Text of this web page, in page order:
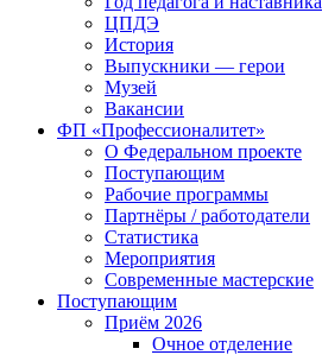
ЦПДЭ
История
Выпускники — герои
Музей
Вакансии
ФП «Профессионалитет»
О Федеральном проекте
Поступающим
Рабочие программы
Партнёры / работодатели
Статистика
Мероприятия
Современные мастерские
Поступающим
Приём 2026
Очное отделение